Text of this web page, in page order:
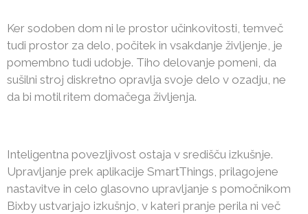
Ker sodoben dom ni le prostor učinkovitosti, temveč
tudi prostor za delo, počitek in vsakdanje življenje, je
pomembno tudi udobje. Tiho delovanje pomeni, da
sušilni stroj diskretno opravlja svoje delo v ozadju, ne
da bi motil ritem domačega življenja.
Inteligentna povezljivost ostaja v središču izkušnje.
Upravljanje prek aplikacije SmartThings, prilagojene
nastavitve in celo glasovno upravljanje s pomočnikom
Bixby ustvarjajo izkušnjo, v kateri pranje perila ni več